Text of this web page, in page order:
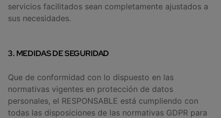
servicios facilitados sean completamente ajustados a
sus necesidades.
3. MEDIDAS DE SEGURIDAD
Que de conformidad con lo dispuesto en las
normativas vigentes en protección de datos
personales, el RESPONSABLE está cumpliendo con
todas las disposiciones de las normativas GDPR para